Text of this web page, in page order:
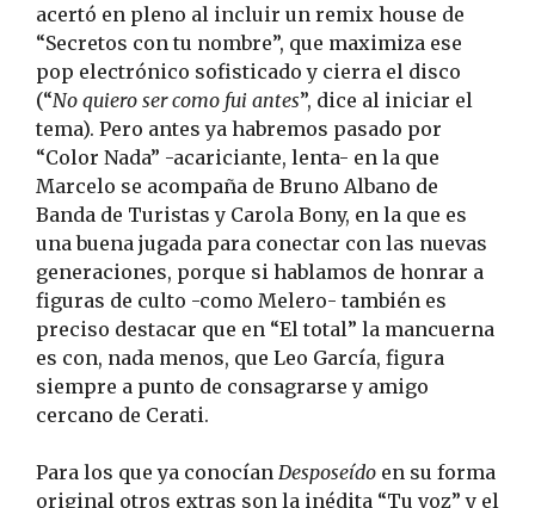
acertó en pleno al incluir un remix house de
“Secretos con tu nombre”, que maximiza ese
pop electrónico sofisticado y cierra el disco
(“No quiero ser como fui antes”, dice al iniciar el
tema). Pero antes ya habremos pasado por
“Color Nada” -acariciante, lenta- en la que
Marcelo se acompaña de Bruno Albano de
Banda de Turistas y Carola Bony, en la que es
una buena jugada para conectar con las nuevas
generaciones, porque si hablamos de honrar a
figuras de culto -como Melero- también es
preciso destacar que en “El total” la mancuerna
es con, nada menos, que Leo García, figura
siempre a punto de consagrarse y amigo
cercano de Cerati.
Para los que ya conocían Desposeído en su forma
original otros extras son la inédita “Tu voz” y el